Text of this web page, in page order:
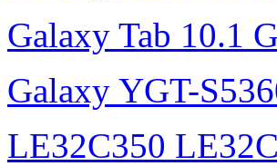
Galaxy Tab 10.1
Galaxy YGT-
LE32C350